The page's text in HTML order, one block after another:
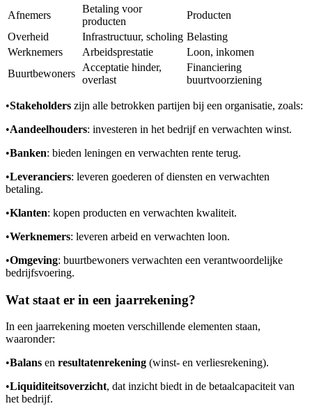
Afnemers
Betaling voor
producten
Producten
Overheid
Infrastructuur, scholing Belasting
Werknemers
Arbeidsprestatie
Loon, inkomen
Buurtbewoners
Acceptatie hinder,
overlast
Financiering
buurtvoorziening
•Stakeholders zijn alle betrokken partijen bij een organisatie, zoals:
•Aandeelhouders: investeren in het bedrijf en verwachten winst.
•Banken: bieden leningen en verwachten rente terug.
•Leveranciers: leveren goederen of diensten en verwachten
betaling.
•Klanten: kopen producten en verwachten kwaliteit.
•Werknemers: leveren arbeid en verwachten loon.
•Omgeving: buurtbewoners verwachten een verantwoordelijke
bedrijfsvoering.
Wat staat er in een jaarrekening?
In een jaarrekening moeten verschillende elementen staan,
waaronder:
•Balans en resultatenrekening (winst- en verliesrekening).
•Liquiditeitsoverzicht, dat inzicht biedt in de betaalcapaciteit van
het bedrijf.